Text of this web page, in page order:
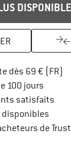
DISPONIBLE
dès 69 € (FR)
100 jours
satisfaits
disponibles
de